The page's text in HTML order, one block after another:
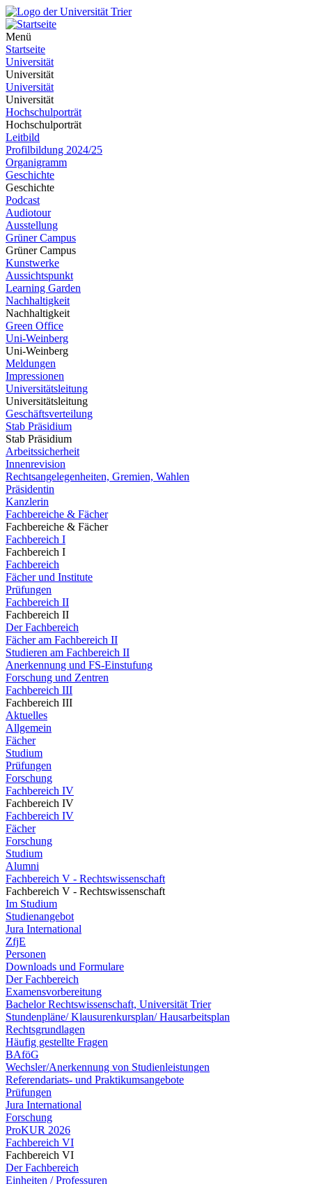
Menü
Startseite
Universität
Universität
Universität
Universität
Hochschulporträt
Hochschulporträt
Leitbild
Profilbildung 2024/25
Organigramm
Geschichte
Geschichte
Podcast
Audiotour
Ausstellung
Grüner Campus
Grüner Campus
Kunstwerke
Aussichtspunkt
Learning Garden
Nachhaltigkeit
Nachhaltigkeit
Green Office
Uni-Weinberg
Uni-Weinberg
Meldungen
Impressionen
Universitätsleitung
Universitätsleitung
Geschäftsverteilung
Stab Präsidium
Stab Präsidium
Arbeitssicherheit
Innenrevision
Rechtsangelegenheiten, Gremien, Wahlen
Präsidentin
Kanzlerin
Fachbereiche & Fächer
Fachbereiche & Fächer
Fachbereich I
Fachbereich I
Fachbereich
Fächer und Institute
Prüfungen
Fachbereich II
Fachbereich II
Der Fachbereich
Fächer am Fachbereich II
Studieren am Fachbereich II
Anerkennung und FS-Einstufung
Forschung und Zentren
Fachbereich III
Fachbereich III
Aktuelles
Allgemein
Fächer
Studium
Prüfungen
Forschung
Fachbereich IV
Fachbereich IV
Fachbereich IV
Fächer
Forschung
Studium
Alumni
Fachbereich V - Rechtswissenschaft
Fachbereich V - Rechtswissenschaft
Im Studium
Studienangebot
Jura International
ZfjE
Personen
Downloads und Formulare
Der Fachbereich
Examensvorbereitung
Bachelor Rechtswissenschaft, Universität Trier
Stundenpläne/ Klausurenkursplan/ Hausarbeitsplan
Rechtsgrundlagen
Häufig gestellte Fragen
BAföG
Wechsler/Anerkennung von Studienleistungen
Referendariats- und Praktikumsangebote
Prüfungen
Jura International
Forschung
ProKUR 2026
Fachbereich VI
Fachbereich VI
Der Fachbereich
Einheiten / Professuren